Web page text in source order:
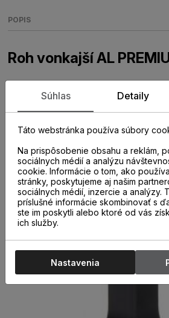
POPIS
Roh vonkajší AL
Plastový prvok k hliníkovým
PREMIUM 60
Súhlas Detaily
Táto webstránka používa súbory
Na prispôsobenie obsahu a reklám,
sociálnych médií a analýzu
cookie. Informácie o tom, ako
stránky, poskytujeme aj našim
sociálnych médií, inzercie a analýzy.
príslušné informácie skombinovať s
ste im poskytli alebo ktoré od vás
ich služby.
Nastavenia